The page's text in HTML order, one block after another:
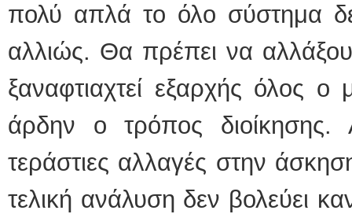
πολύ απλά το όλο σύστημα
αλλιώς. Θα πρέπει να
ξαναφτιαχτεί εξαρχής όλος ο
άρδην ο τρόπος
τεράστιες αλλαγές στην
τελική ανάλυση δεν βολεύει